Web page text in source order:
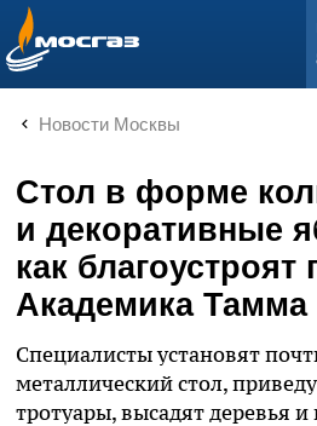
info@mos-gaz.ru
Новости Москвы
Стол в форме
и декоративные
как
Академика Тамма
Специалисты установят
металлический стол,
тротуары, высадят деревья и